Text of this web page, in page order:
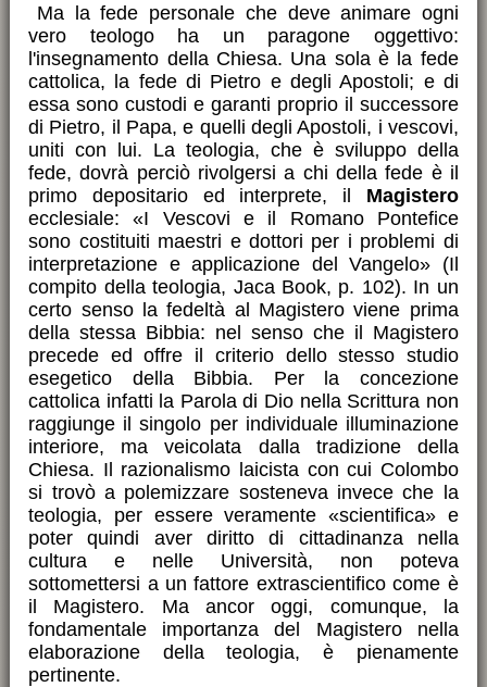
Ma la fede personale che deve animare ogni
vero teologo ha un paragone oggettivo:
l'insegnamento della Chiesa. Una sola è la fede
cattolica, la fede di Pietro e degli Apostoli; e di
essa sono custodi e garanti proprio il successore
di Pietro, il Papa, e quelli degli Apostoli, i vescovi,
uniti con lui. La teologia, che è sviluppo della
fede, dovrà perciò rivolgersi a chi della fede è il
primo depositario ed interprete, il Magistero
ecclesiale: «I Vescovi e il Romano Pontefice
sono costituiti maestri e dottori per i problemi di
interpretazione e applicazione del Vangelo» (Il
compito della teologia, Jaca Book, p. 102). In un
certo senso la fedeltà al Magistero viene prima
della stessa Bibbia: nel senso che il Magistero
precede ed offre il criterio dello stesso studio
esegetico della Bibbia. Per la concezione
cattolica infatti la Parola di Dio nella Scrittura non
raggiunge il singolo per individuale illuminazione
interiore, ma veicolata dalla tradizione della
Chiesa. Il razionalismo laicista con cui Colombo
si trovò a polemizzare sosteneva invece che la
teologia, per essere veramente «scientifica» e
poter quindi aver diritto di cittadinanza nella
cultura e nelle Università, non poteva
sottomettersi a un fattore extrascientifico come è
il Magistero. Ma ancor oggi, comunque, la
fondamentale importanza del Magistero nella
elaborazione della teologia, è pienamente
pertinente.